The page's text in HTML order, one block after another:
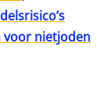
voor nietjoden